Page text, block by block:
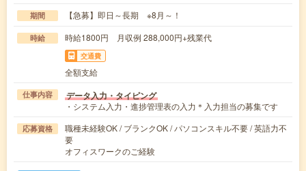
期間 【急募】即日～長期 ※8月～！
時給 時給1800円 月収例 288,000円+残業代
交通費
全額支給
仕事内容 データ入力・タイピング
・システム入力・進捗管理表の入力＊入力担当の募集です
応募資格
職種未経験OK / ブランクOK / パソコンスキル不要 / 英語力不
要
オフィスワークのご経験